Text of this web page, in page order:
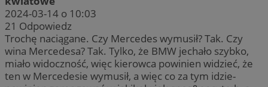
2024-03-14 o 10:03
21 Odpowiedz
Trochę naciągane. Czy Mercedes wymusił? Tak. Czy
wina Mercedesa? Tak. Tylko, że BMW jechało szybko,
miało widoczność, więc kierowca powinien widzieć, że
ten w Mercedesie wymusił, a więc co za tym idzie-